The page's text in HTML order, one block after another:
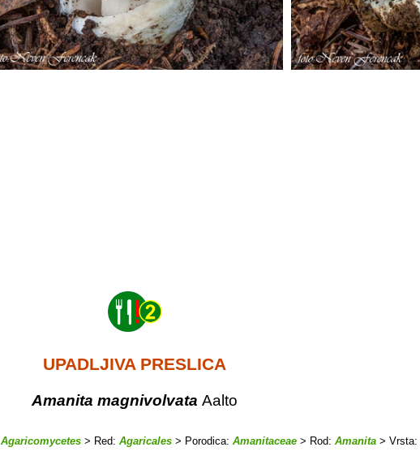
UPADLJIVA PRESLICA
Amanita magnivolvata Aalto
Agaricomycetes > Red: Agaricales > Porodica: Amanitaceae > Rod: Amanita > Vrsta: